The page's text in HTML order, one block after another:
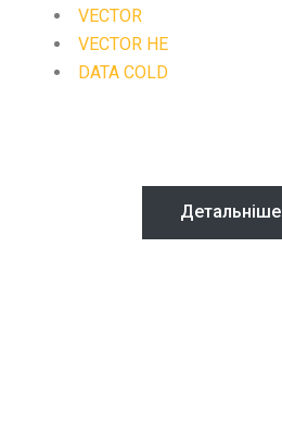
VECTOR
VECTOR HE
DATA COLD
Детальніше